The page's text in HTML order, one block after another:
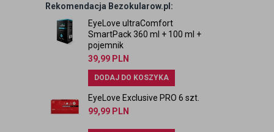
Rekomendacja Bezokularow.pl:
EyeLove ultraComfort
SmartPack 360 ml + 100 ml +
pojemnik
39,99 PLN
DODAJ DO KOSZYKA
EyeLove Exclusive PRO 6 szt.
99,99 PLN